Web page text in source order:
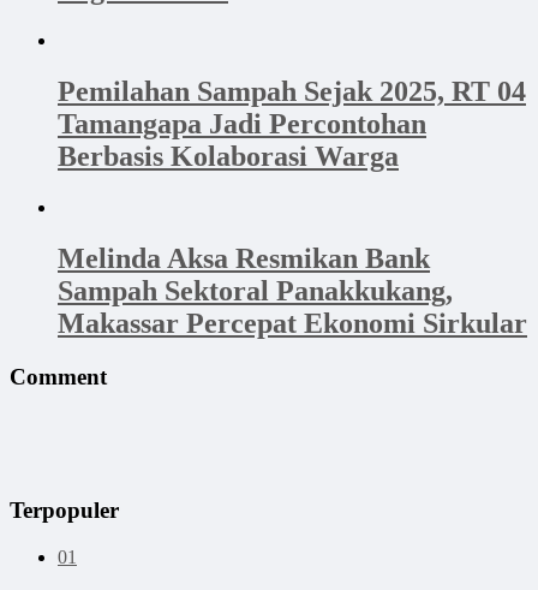
Pemilahan Sampah Sejak 2025, RT 04
Tamangapa Jadi Percontohan
Berbasis Kolaborasi Warga
Melinda Aksa Resmikan Bank
Sampah Sektoral Panakkukang,
Makassar Percepat Ekonomi Sirkular
Comment
Terpopuler
01